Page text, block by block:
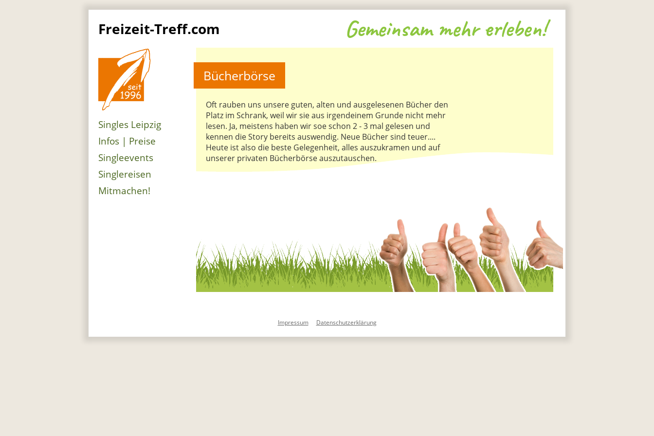
Freizeit-Treff.com Gemeinsam mehr erleben!
Singles Leipzig
Infos | Preise
Singleevents
Singlereisen
Mitmachen!
Bücherbörse
Oft rauben uns unsere guten, alten und ausgelesenen Bücher den
Platz im Schrank, weil wir sie aus irgendeinem Grunde nicht mehr
lesen. Ja, meistens haben wir soe schon 2 - 3 mal gelesen und
kennen die Story bereits auswendig. Neue Bücher sind teuer....
Heute ist also die beste Gelegenheit, alles auszukramen und auf
unserer privaten Bücherbörse auszutauschen.
Impressum Datenschutzerklärung